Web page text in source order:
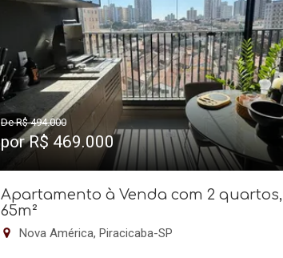
De R$ 494.000
por R$ 469.000
Apartamento à Venda com 2 quartos,
65m²
Nova América, Piracicaba-SP